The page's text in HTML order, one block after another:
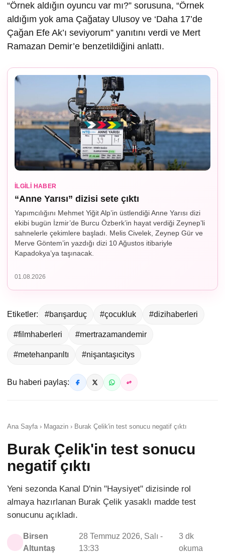
“Örnek aldığın oyuncu var mı?” sorusuna, “Örnek
aldığım yok ama Çağatay Ulusoy ve ‘Daha 17’de
Çağan Efe Ak’ı seviyorum” yanıtını verdi ve Mert
Ramazan Demir’e benzetildiğini anlattı.
İLGILI HABER
“Anne Yarısı” dizisi sete çıktı
Yapımcılığını Mehmet Yiğit Alp’in üstlendiği Anne Yarısı dizi
ekibi bugün İzmir’de Burcu Özberk’in hayat verdiği Zeynep’li
sahnelerle çekimlere başladı. Melis Civelek, Zeynep Gür ve
Merve Göntem’in yazdığı dizi 10 Ağustos itibariyle
Kapadokya’ya taşınacak.
01.08.2026
Etiketler: #barışarduç #çocukluk #dizihaberleri
#filmhaberleri #mertrazamandemir
#metehanparıltı #nişantaşıcitys
Bu haberi paylaş:
Ana Sayfa › Magazin › Burak Çelik'in test sonucu negatif çıktı
Burak Çelik'in test sonucu
negatif çıktı
Yeni sezonda Kanal D'nin "Haysiyet" dizisinde rol
almaya hazırlanan Burak Çelik yasaklı madde test
sonucunu açıkladı.
Birsen
Altuntaş
28 Temmuz 2026, Salı -
13:33
3 dk
okuma